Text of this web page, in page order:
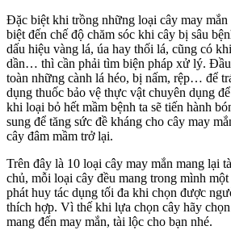
Đặc biệt khi trồng những loại cây may mắn
biệt đến chế độ chăm sóc khi cây bị sâu
dấu hiệu vàng lá, úa hay thối lá, cũng có
dần… thì cần phải tìm biện pháp xử lý. Đầu
toàn những cành lá héo, bị nấm, rệp… để
dụng thuốc bảo vệ thực vật chuyên dụng
khi loại bỏ hết mầm bệnh ta sẽ tiến hành
sung để tăng sức đề kháng cho cây may
cây đâm mầm trở lại.
Trên đây là 10 loại cây may mắn mang lại
chủ, mỗi loại cây đều mang trong mình
phát huy tác dụng tối đa khi chọn được
thích hợp. Vì thế khi lựa chọn cây hãy
mang đến may mắn, tài lộc cho bạn nhé.